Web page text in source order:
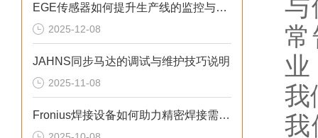
EGE传感器如何提升生产线的监控与管理效率？
2025-12-08
JAHNS同步马达的调试与维护技巧说明
2025-11-08
Fronius焊接设备如何助力精密焊接需求？
与
业
我
我